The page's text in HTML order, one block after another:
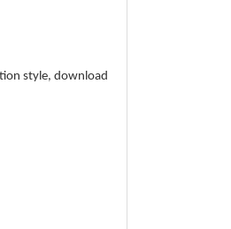
style, download